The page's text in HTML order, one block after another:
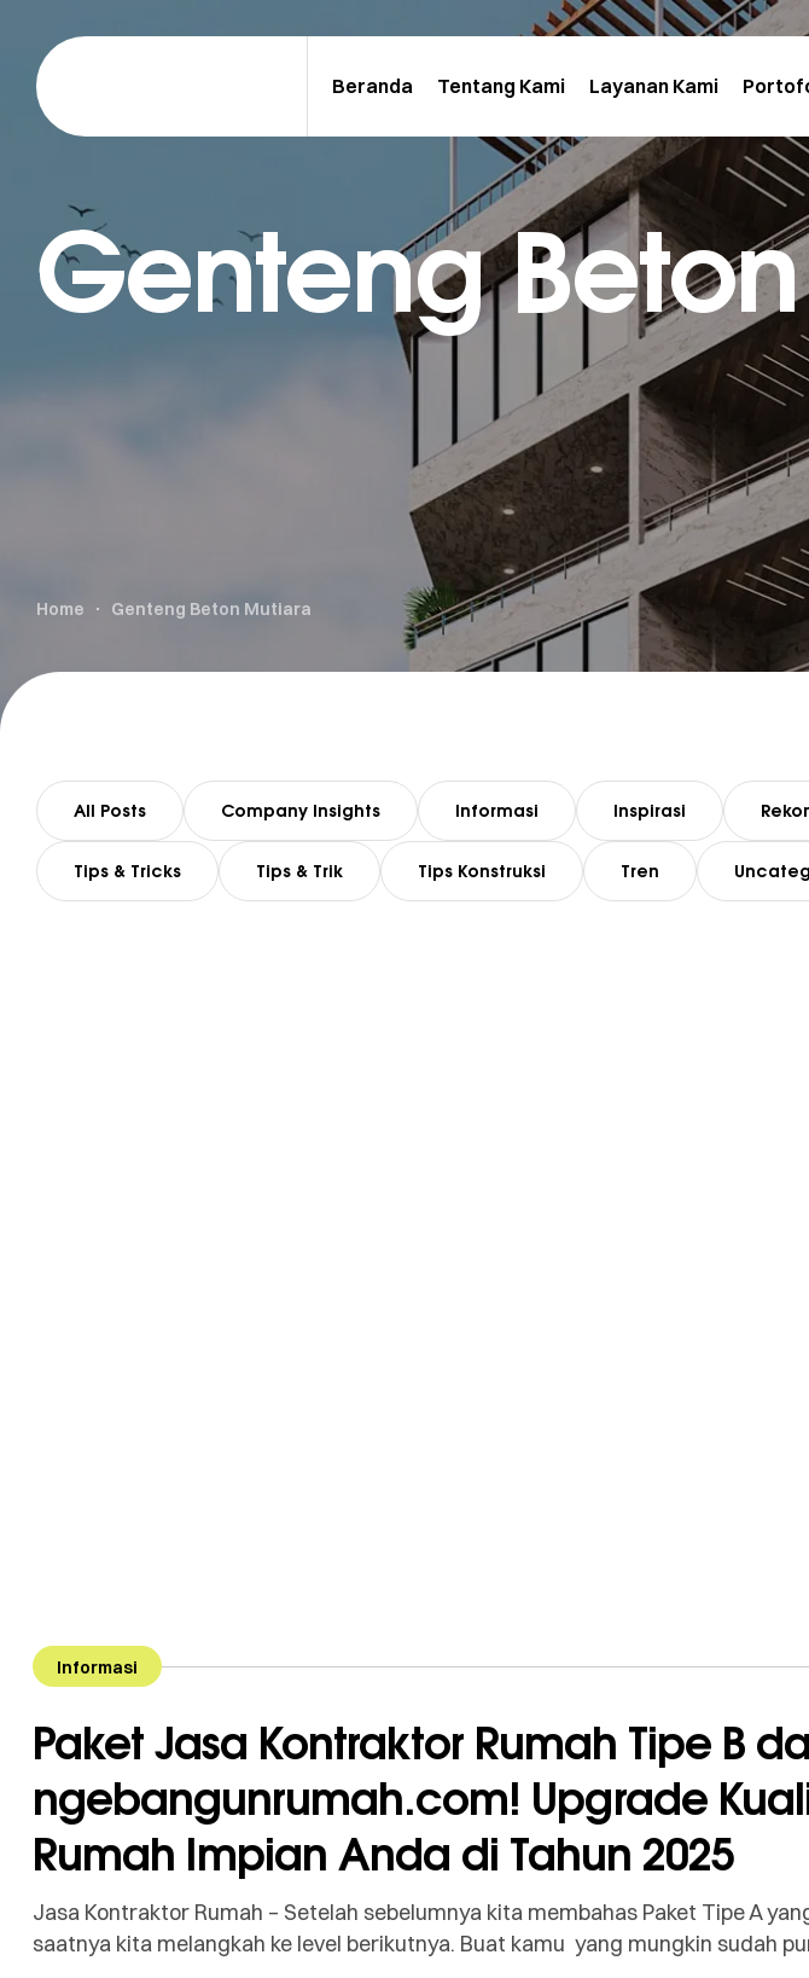
Beranda Tentang Kami Layanan Kami
Genteng
Home Genteng Beton Mutiara
All Posts Company Insights Informasi Inspirasi
Tips & Tricks Tips & Trik Tips Konstruksi Tren
Informasi
Paket Jasa Kontraktor Rumah Tipe B
ngebangunrumah.com! Upgrade
Rumah Impian Anda di Tahun 2025
Jasa Kontraktor Rumah – Setelah sebelumnya kita membahas Paket Tipe A
saatnya kita melangkah ke level berikutnya. Buat kamu yang mungkin sudah